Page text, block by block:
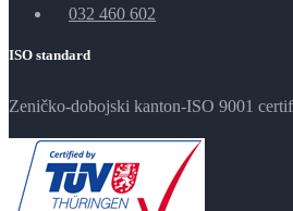
032 460 602
ISO standard
Zeničko-dobojski kanton-ISO 9001